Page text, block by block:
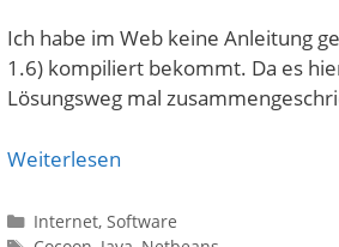
Ich habe im Web keine Anleitung
1.6) kompiliert bekommt. Da es
Lösungsweg mal
Weiterlesen
Kategorien
Internet, Software